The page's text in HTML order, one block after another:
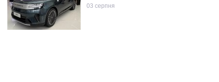
03 серпня